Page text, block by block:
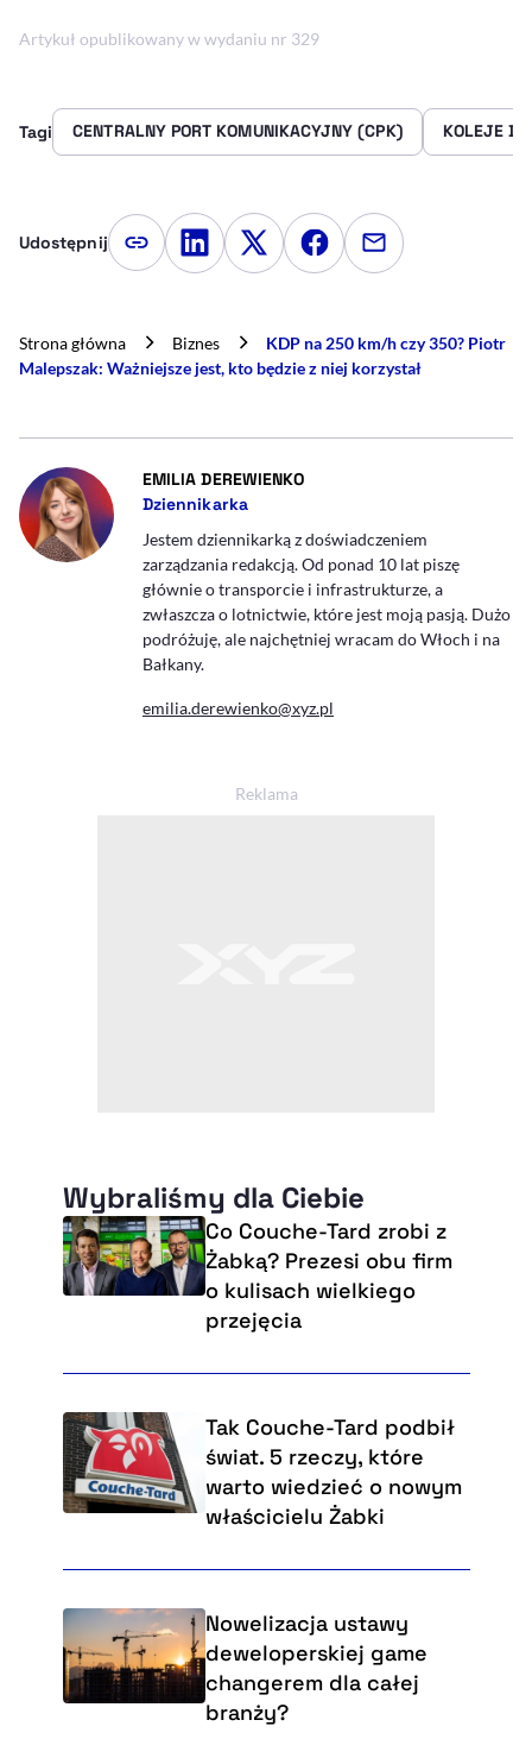
Wybraliśmy dla Ciebie
Co Couche-Tard zrobi z
Żabką? Prezesi obu firm
o kulisach wielkiego
przejęcia
Tak Couche-Tard podbił
świat. 5 rzeczy, które
warto wiedzieć o nowym
właścicielu Żabki
Nowelizacja ustawy
deweloperskiej game
changerem dla całej
branży?
Artykuł opublikowany w wydaniu nr 329
Tagi CENTRALNY PORT KOMUNIKACYJNY (CPK) KOLEJE
Udostępnij Kopiuj link artykułu
Udostępnij na LinkedIn
Udostępnij na Twitterze
Udostępnij na
Udostępnij
Strona główna Biznes
KDP na 250 km/h czy 350? Piotr
Malepszak: Ważniejsze jest, kto będzie z niej korzystał
EMILIA DEREWIENKO- AUTOR ARTYKUŁU - PROFIL
Dziennikarka
Jestem dziennikarką z doświadczeniem
zarządzania redakcją. Od ponad 10 lat piszę
głównie o transporcie i infrastrukturze, a
zwłaszcza o lotnictwie, które jest moją pasją. Dużo
podróżuję, ale najchętniej wracam do Włoch i na
Bałkany.
emilia.derewienko@xyz.pl